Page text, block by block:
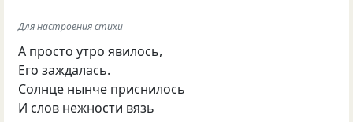
Для настроения стихи
А просто утро явилось,
Его заждалась.
Солнце нынче приснилось
И слов нежности вязь